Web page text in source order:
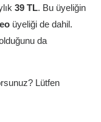
39 TL. Bu üyeliğin
üyeliği de dahil.
da
Lütfen